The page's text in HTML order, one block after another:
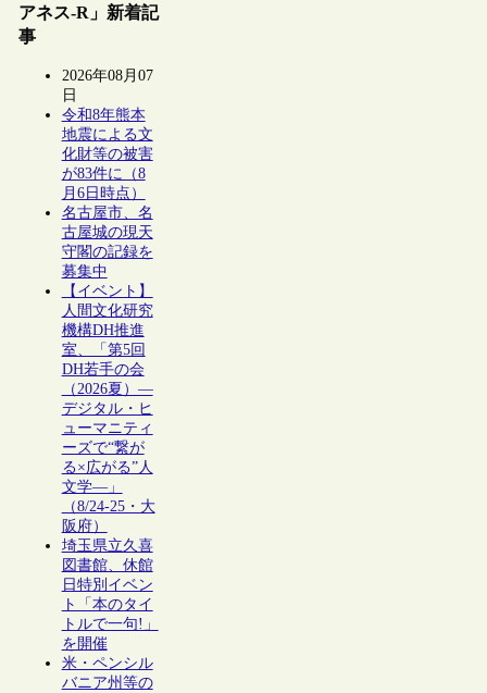
アネス-R」新着記
事
2026年08月07
日
令和8年熊本
地震による文
化財等の被害
が83件に（8
月6日時点）
名古屋市、名
古屋城の現天
守閣の記録を
募集中
【イベント】
人間文化研究
機構DH推進
室、「第5回
DH若手の会
（2026夏）―
デジタル・ヒ
ューマニティ
ーズで“繋が
る×広がる”人
文学―」
（8/24-25・大
阪府）
埼玉県立久喜
図書館、休館
日特別イベン
ト「本のタイ
トルで一句!」
を開催
米・ペンシル
バニア州等の